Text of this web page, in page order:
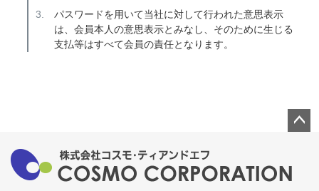
パスワードを用いて当社に対して行われた意思表示
は、会員本人の意思表示とみなし、そのために生じる
支払等はすべて会員の責任となります。
ップ
へ